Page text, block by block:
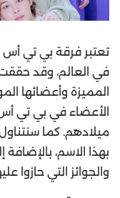
في العالم، وقد
المميزة وأعضائها
ميلادهم. كما
والجوائز التي حازوا